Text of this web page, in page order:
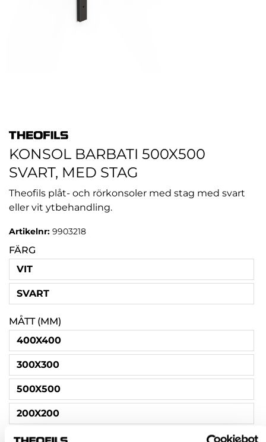
KONSOL BARBATI 500X500
SVART, MED STAG
Theofils plåt- och rörkonsoler med stag med svart
eller vit ytbehandling.
Artikelnr: 9903218
FÄRG
VIT
SVART
MÅTT (MM)
400X400
300X300
500X500
200X200